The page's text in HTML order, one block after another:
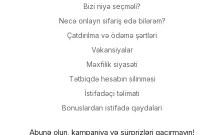
Bizi niyə seçməli?
Necə onlayn sifariş edə bilərəm?
Çatdırılma və ödəmə şərtləri
Vakansiyalar
Məxfilik siyasəti
Tətbiqdə hesabın silinməsi
İsti̇fadəçi̇ təli̇mati
Bonuslardan i̇sti̇fadə qaydalari
Abunə olun, kampaniya və sürprizləri qaçırmayın!